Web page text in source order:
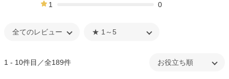
1
0
1 - 10件目／全189件